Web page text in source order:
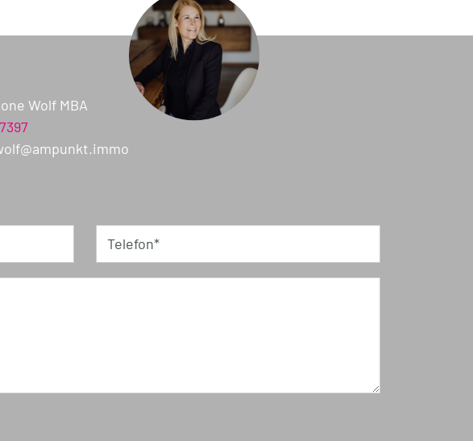
Wolf MBA
Telefon*